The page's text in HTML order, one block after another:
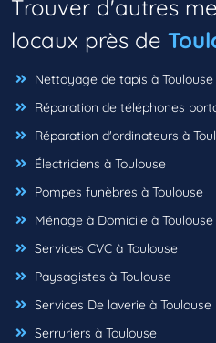
Trouver d'autres
locaux près de
Nettoyage de tapis à Toulouse
Réparation de téléphones
Réparation d'ordinateurs à
Électriciens à Toulouse
Pompes funèbres à Toulouse
Ménage à Domicile à Toulouse
Services CVC à Toulouse
Paysagistes à Toulouse
Services De laverie à Toulouse
Serruriers à Toulouse